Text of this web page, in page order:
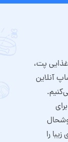
غذایی پت،
آنلاین
را